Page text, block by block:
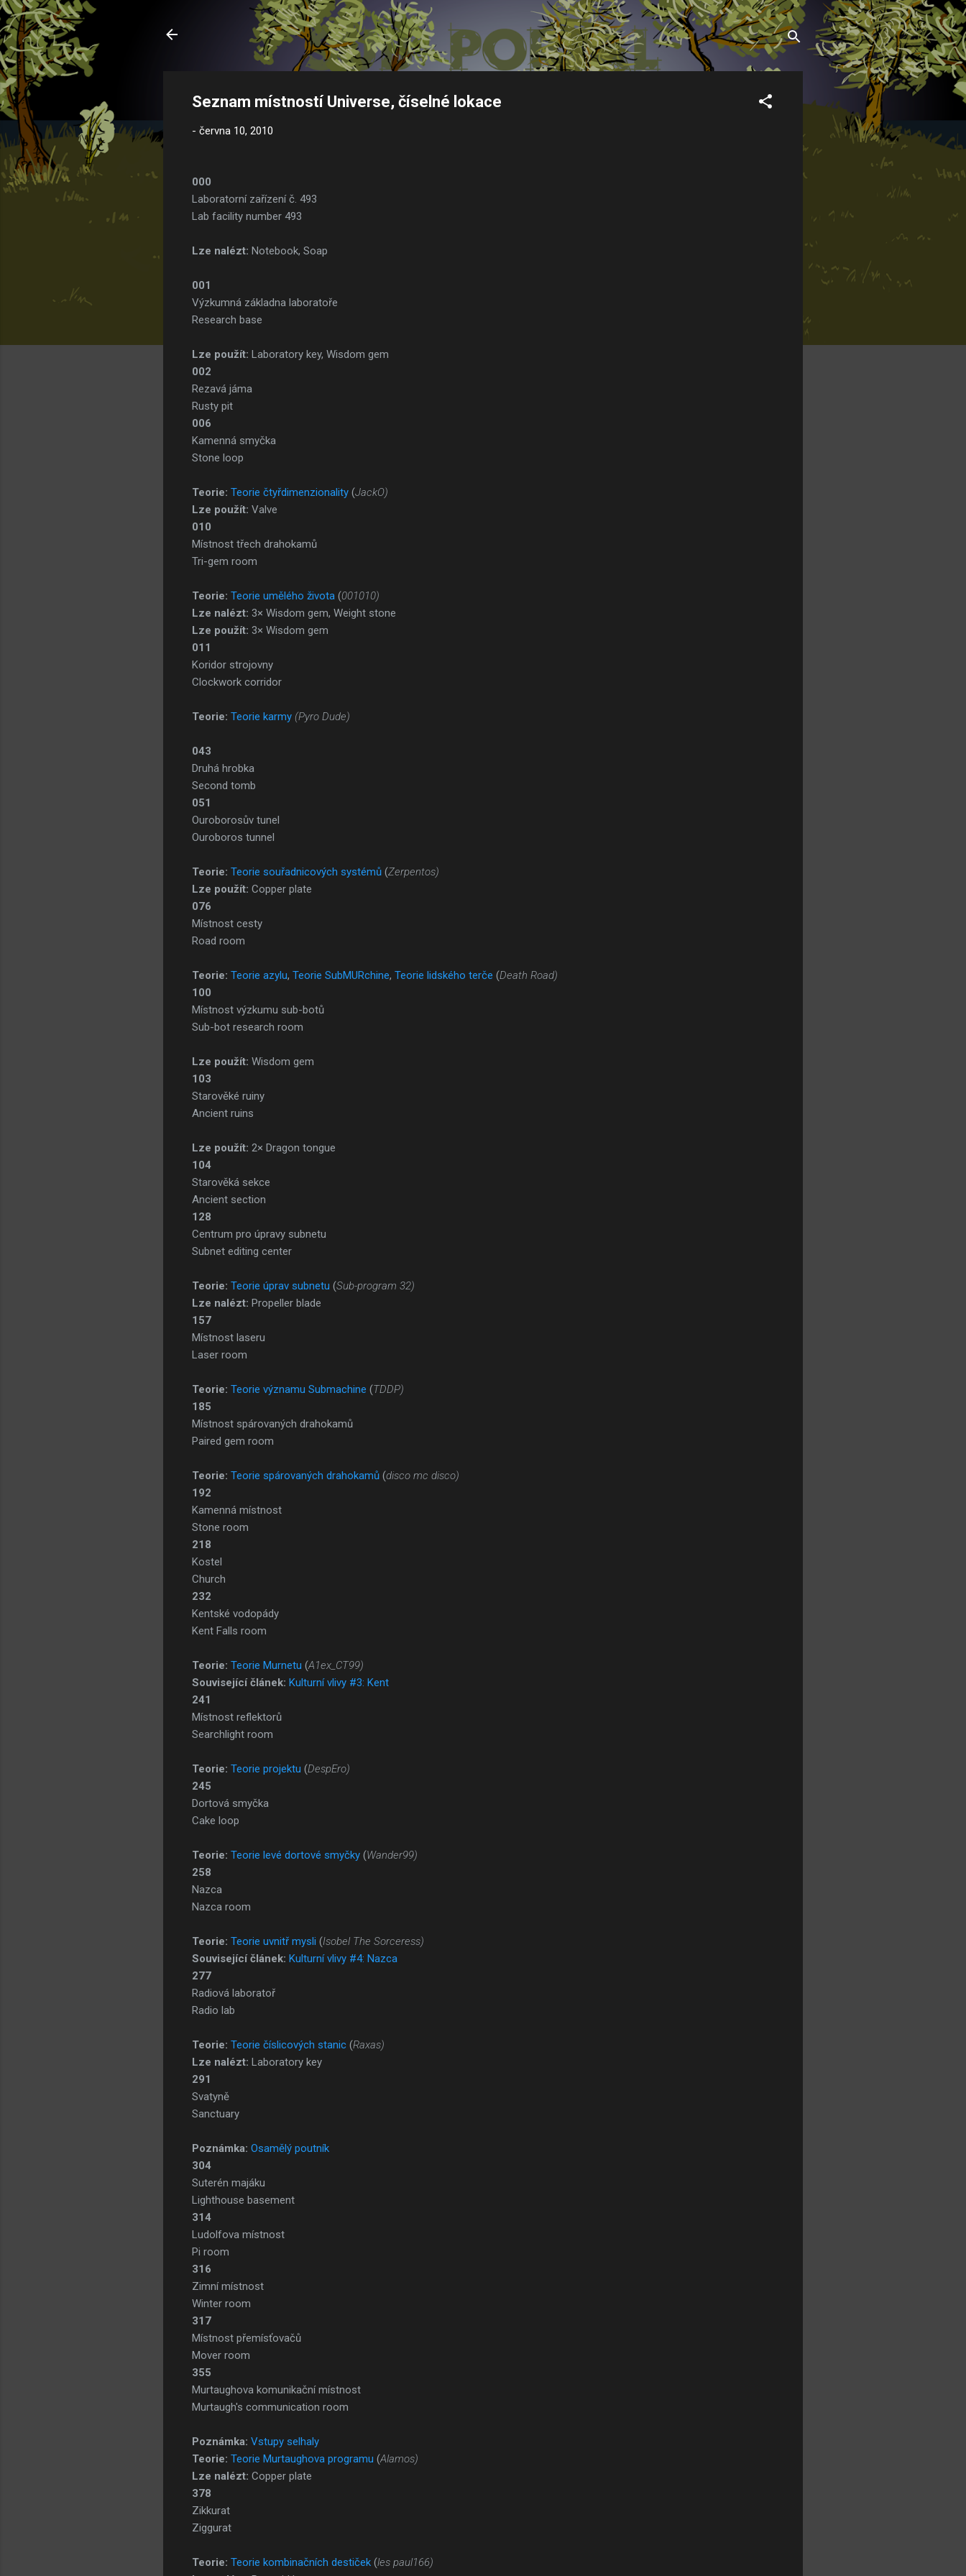
Přeskočit na hlavní obsah
Seznam místností Universe, číselné lokace
- června 10, 2010
000
Laboratorní zařízení č. 493
Lab facility number 493
Lze nalézt: Notebook, Soap
001
Výzkumná základna laboratoře
Research base
Lze použít: Laboratory key, Wisdom gem
002
Rezavá jáma
Rusty pit
006
Kamenná smyčka
Stone loop
Teorie: Teorie čtyřdimenzionality (JackO)
Lze použít: Valve
010
Místnost třech drahokamů
Tri-gem room
Teorie: Teorie umělého života (001010)
Lze nalézt: 3× Wisdom gem, Weight stone
Lze použít: 3× Wisdom gem
011
Koridor strojovny
Clockwork corridor
Teorie: Teorie karmy (Pyro Dude)
043
Druhá hrobka
Second tomb
051
Ouroborosův tunel
Ouroboros tunnel
Teorie: Teorie souřadnicových systémů (Zerpentos)
Lze použít: Copper plate
076
Místnost cesty
Road room
Teorie: Teorie azylu, Teorie SubMURchine, Teorie lidského terče (Death Road)
100
Místnost výzkumu sub-botů
Sub-bot research room
Lze použít: Wisdom gem
103
Starověké ruiny
Ancient ruins
Lze použít: 2× Dragon tongue
104
Starověká sekce
Ancient section
128
Centrum pro úpravy subnetu
Subnet editing center
Teorie: Teorie úprav subnetu (Sub-program 32)
Lze nalézt: Propeller blade
157
Místnost laseru
Laser room
Teorie: Teorie významu Submachine (TDDP)
185
Místnost spárovaných drahokamů
Paired gem room
Teorie: Teorie spárovaných drahokamů (disco mc disco)
192
Kamenná místnost
Stone room
218
Kostel
Church
232
Kentské vodopády
Kent Falls room
Teorie: Teorie Murnetu (A1ex_CT99)
Související článek: Kulturní vlivy #3: Kent
241
Místnost reflektorů
Searchlight room
Teorie: Teorie projektu (DespEro)
245
Dortová smyčka
Cake loop
Teorie: Teorie levé dortové smyčky (Wander99)
258
Nazca
Nazca room
Teorie: Teorie uvnitř mysli (Isobel The Sorceress)
Související článek: Kulturní vlivy #4: Nazca
277
Radiová laboratoř
Radio lab
Teorie: Teorie číslicových stanic (Raxas)
Lze nalézt: Laboratory key
291
Svatyně
Sanctuary
Poznámka: Osamělý poutník
304
Suterén majáku
Lighthouse basement
314
Ludolfova místnost
Pi room
316
Zimní místnost
Winter room
317
Místnost přemísťovačů
Mover room
355
Murtaughova komunikační místnost
Murtaugh's communication room
Poznámka: Vstupy selhaly
Teorie: Teorie Murtaughova programu (Alamos)
Lze nalézt: Copper plate
378
Zikkurat
Ziggurat
Teorie: Teorie kombinačních destiček (les paul166)